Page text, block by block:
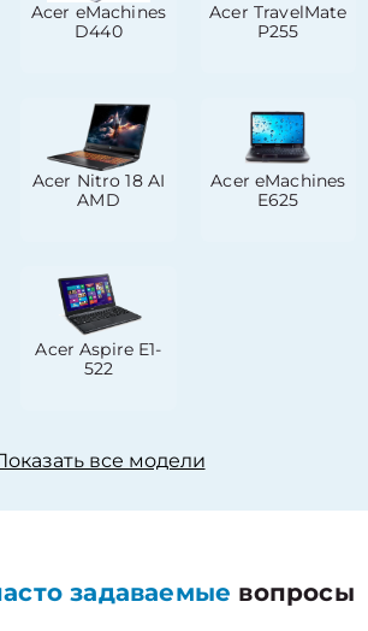
Acer eMachines
D440
Acer TravelMate
P255
Acer Nitro 18 AI
AMD
Acer eMachines
E625
Acer Aspire E1-
522
все модели
задаваемые вопросы